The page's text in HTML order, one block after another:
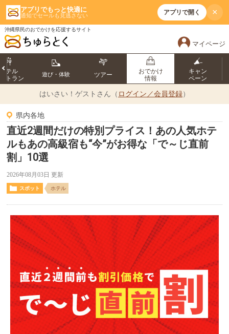
アプリでもっと快適に
通知でセールも見逃さない アプリで開く ×
沖縄県民のおでかけを応援するサイト
マイページ
ホテル
トラン
遊び・体験 ツアー
おでかけ
情報
キャン
ペーン
はいさい！ ゲストさん（ ログイン／会員登録）
県内各地
直近2週間だけの特別プライス！あの人気ホテ
ルもあの高級宿も“今”がお得な「で～じ直前
割」10選
2026年08月03日 更新
スポット ホテル